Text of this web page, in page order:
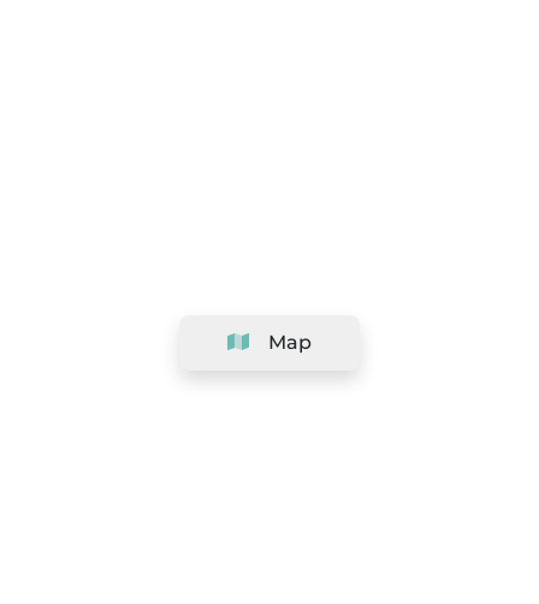
Map